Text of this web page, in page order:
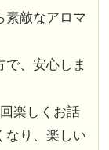
素敵なアロマ
、安心しま
楽しくお話
なり、楽しい